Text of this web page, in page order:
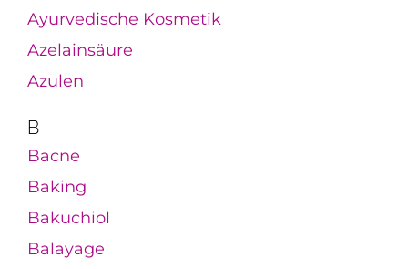
Ayurvedische Kosmetik
Azelainsäure
Azulen
B
Bacne
Baking
Bakuchiol
Balayage